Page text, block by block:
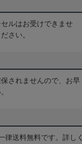
ルはお受けできませ
さい。
されませんので、お早
律送料無料です。詳しく